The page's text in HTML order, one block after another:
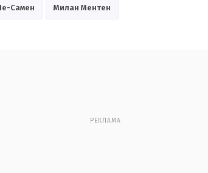
Самен Милан Ментен
РЕКЛАМА